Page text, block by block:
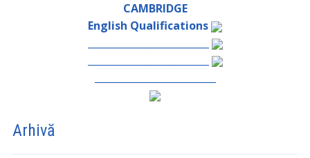
CAMBRIDGE
English Qualifications
Arhivă